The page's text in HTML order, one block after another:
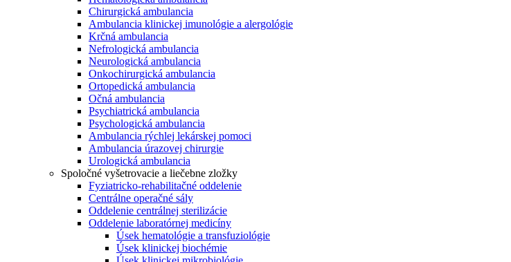
Chirurgická ambulancia
Ambulancia klinickej imunológie a alergológie
Krčná ambulancia
Nefrologická ambulancia
Neurologická ambulancia
Onkochirurgická ambulancia
Ortopedická ambulancia
Očná ambulancia
Psychiatrická ambulancia
Psychologická ambulancia
Ambulancia rýchlej lekárskej pomoci
Ambulancia úrazovej chirurgie
Urologická ambulancia
Spoločné vyšetrovacie a liečebne zložky
Fyziatricko-rehabilitačné oddelenie
Centrálne operačné sály
Oddelenie centrálnej sterilizácie
Oddelenie laboratórnej medicíny
Úsek hematológie a transfuziológie
Úsek klinickej biochémie